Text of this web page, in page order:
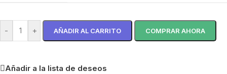
- + AÑADIR AL CARRITO COMPRAR AHORA
Añadir a la lista de deseos